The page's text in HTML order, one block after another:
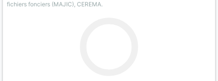
fichiers fonciers (MAJIC), CEREMA.